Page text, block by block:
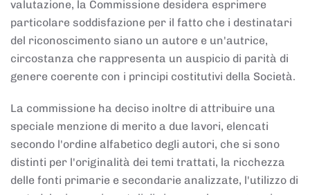
valutazione, la Commissione desidera esprimere
particolare soddisfazione per il fatto che i destinatari
del riconoscimento siano un autore e un'autrice,
circostanza che rappresenta un auspicio di parità di
genere coerente con i principi costitutivi della Società.
La commissione ha deciso inoltre di attribuire una
speciale menzione di merito a due lavori, elencati
secondo l'ordine alfabetico degli autori, che si sono
distinti per l'originalità dei temi trattati, la ricchezza
delle fonti primarie e secondarie analizzate, l'utilizzo di